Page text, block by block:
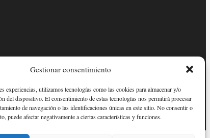
Gestionar consentimiento
experiencias, utilizamos tecnologías como las cookies para almacenar y/o
del dispositivo. El consentimiento de estas tecnologías nos permitirá procesar
de navegación o las identificaciones únicas en este sitio. No consentir o
puede afectar negativamente a ciertas características y funciones.